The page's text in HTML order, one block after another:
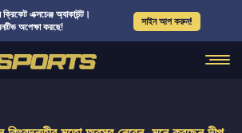
এক্সচেঞ্জ অ্যাকাউন্ট।
অপেক্ষা করছে!
সাইন আপ করুন!